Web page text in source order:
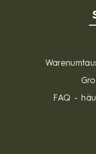
FAQ -